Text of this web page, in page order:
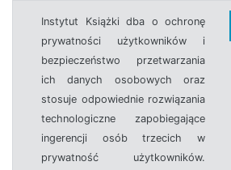
Instytut Książki dba o ochronę
prywatności użytkowników i
bezpieczeństwo przetwarzania
ich danych osobowych oraz
stosuje odpowiednie rozwiązania
technologiczne zapobiegające
ingerencji osób trzecich w
prywatność użytkowników.